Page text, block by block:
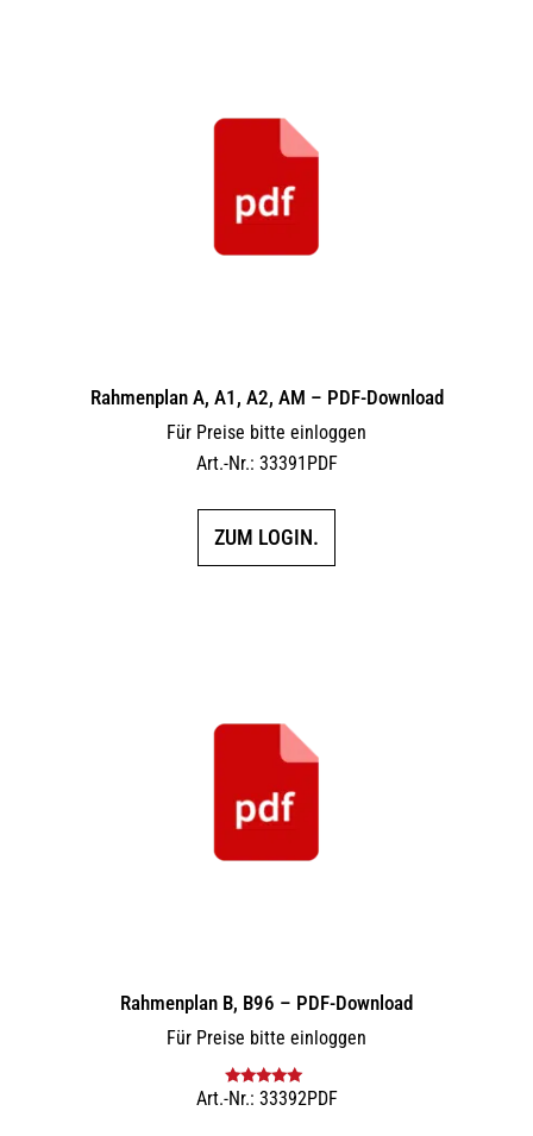
Rahmenplan A, A1, A2, AM – PDF-Download
Für Preise bitte einloggen
Art.-Nr.: 33391PDF
ZUM LOGIN.
Rahmenplan B, B96 – PDF-Download
Für Preise bitte einloggen
Bewertet mit
Art.-Nr.: 33392PDF